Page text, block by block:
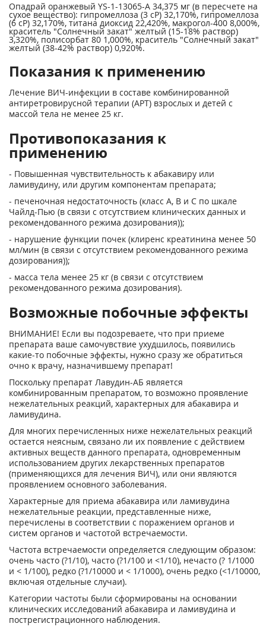
Опадрай оранжевый YS-1-13065-A 34,375 мг (в пересчете на
сухое вещество): гипромеллоза (3 сР) 32,170%, гипромеллоза
(6 сР) 32,170%, титана диоксид 22,420%, макрогол-400 8,000%,
краситель "Солнечный закат" желтый (15-18% раствор)
3,320%, полисорбат 80 1,000%, краситель "Солнечный закат"
желтый (38-42% раствор) 0,920%.
Показания к применению
Лечение ВИЧ-инфекции в составе комбинированной
антиретровирусной терапии (APT) взрослых и детей с
массой тела не менее 25 кг.
Противопоказания к
применению
- Повышенная чувствительность к абакавиру или
ламивудину, или другим компонентам препарата;
- печеночная недостаточность (класс А, В и С по шкале
Чайлд-Пью (в связи с отсутствием клинических данных и
рекомендованного режима дозирования));
- нарушение функции почек (клиренс креатинина менее 50
мл/мин (в связи с отсутствием рекомендованного режима
дозирования));
- масса тела менее 25 кг (в связи с отсутствием
рекомендованного режима дозирования).
Возможные побочные эффекты
ВНИМАНИЕ! Если вы подозреваете, что при приеме
препарата ваше самочувствие ухудшилось, появились
какие-то побочные эффекты, нужно сразу же обратиться
очно к врачу, назначившему препарат!
Поскольку препарат Лавудин-АБ является
комбинированным препаратом, то возможно проявление
нежелательных реакций, характерных для абакавира и
ламивудина.
Для многих перечисленных ниже нежелательных реакций
остается неясным, связано ли их появление с действием
активных веществ данного препарата, одновременным
использованием других лекарственных препаратов
(применяющихся для лечения ВИЧ), или они являются
проявлением основного заболевания.
Характерные для приема абакавира или ламивудина
нежелательные реакции, представленные ниже,
перечислены в соответствии с поражением органов и
систем органов и частотой встречаемости.
Частота встречаемости определяется следующим образом:
очень часто (?1/10), часто (?1/100 и <1/10), нечасто (? 1/1000
и < 1/100), редко (?1/10000 и < 1/1000), очень редко (<1/10000,
включая отдельные случаи).
Категории частоты были сформированы на основании
клинических исследований абакавира и ламивудина и
пострегистрационного наблюдения.